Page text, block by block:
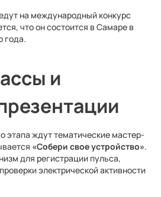
на международный конкурс
что он состоится в Самаре в
года.
и
этапа ждут тематические мастер-
«Собери свое устройство».
для регистрации пульса,
электрической активности